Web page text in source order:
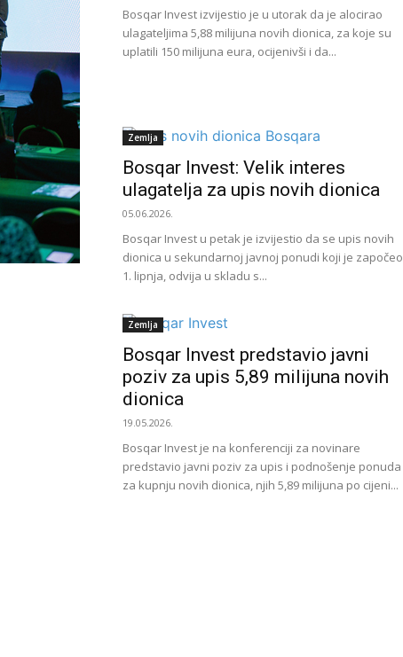
Bosqar Invest izvijestio je u utorak da je alocirao
ulagateljima 5,88 milijuna novih dionica, za koje su
uplatili 150 milijuna eura, ocijenivši i da...
Zemlja
Bosqar Invest: Velik interes
ulagatelja za upis novih dionica
05.06.2026.
Bosqar Invest u petak je izvijestio da se upis novih
dionica u sekundarnoj javnoj ponudi koji je započeo
1. lipnja, odvija u skladu s...
Zemlja
Bosqar Invest predstavio javni
poziv za upis 5,89 milijuna novih
dionica
19.05.2026.
Bosqar Invest je na konferenciji za novinare
predstavio javni poziv za upis i podnošenje ponuda
za kupnju novih dionica, njih 5,89 milijuna po cijeni...